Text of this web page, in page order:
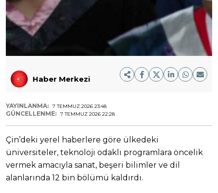
Haber Merkezi
YAYINLANMA: 7 TEMMUZ 2026 23:48
GÜNCELLENME: 7 TEMMUZ 2026 22:28
Çin’deki yerel haberlere göre ülkedeki
üniversiteler, teknoloji odaklı programlara öncelik
vermek amacıyla sanat, beşeri bilimler ve dil
alanlarında 12 bin bölümü kaldırdı.